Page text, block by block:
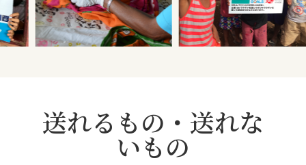
送れるもの・送れな
いもの